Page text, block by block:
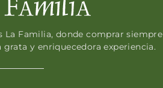
La Familia, donde comprar siempre
grata y enriquecedora experiencia.